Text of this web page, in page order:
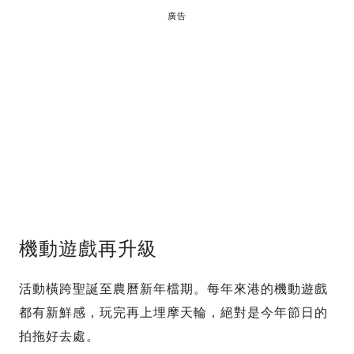
廣告
機動遊戲再升級
活動橫跨聖誕至農曆新年檔期。每年來港的機動遊戲
都有新鮮感，玩完再上埋摩天輪，絕對是今年節日的
拍拖好去處。